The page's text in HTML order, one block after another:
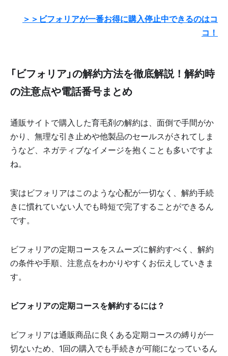
＞＞ビフォリアが一番お得に購入停止中できるのはコ
コ！
「ビフォリア」の解約方法を徹底解説！解約時
の注意点や電話番号まとめ
通販サイトで購入した育毛剤の解約は、面倒で手間がか
かり、無理な引き止めや他製品のセールスがされてしま
うなど、ネガティブなイメージを抱くことも多いですよ
ね。
実はビフォリアはこのような心配が一切なく、解約手続
きに慣れていない人でも時短で完了することができるん
です。
ビフォリアの定期コースをスムーズに解約すべく、解約
の条件や手順、注意点をわかりやすくお伝えしていきま
す。
ビフォリアの定期コースを解約するには？
ビフォリアは通販商品に良くある定期コースの縛りが一
切ないため、1回の購入でも手続きが可能になっているん